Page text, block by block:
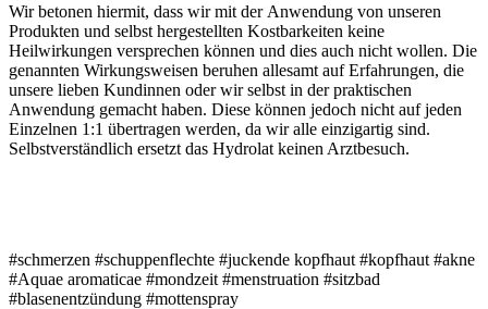
Wir betonen hiermit, dass wir mit der Anwendung von unseren
Produkten und selbst hergestellten Kostbarkeiten keine
Heilwirkungen versprechen können und dies auch nicht wollen. Die
genannten Wirkungsweisen beruhen allesamt auf Erfahrungen, die
unsere lieben Kundinnen oder wir selbst in der praktischen
Anwendung gemacht haben. Diese können jedoch nicht auf jeden
Einzelnen 1:1 übertragen werden, da wir alle einzigartig sind.
Selbstverständlich ersetzt das Hydrolat keinen Arztbesuch.
#schmerzen #schuppenflechte #juckende kopfhaut #kopfhaut #akne
#Aquae aromaticae #mondzeit #menstruation #sitzbad
#blasenentzündung #mottenspray